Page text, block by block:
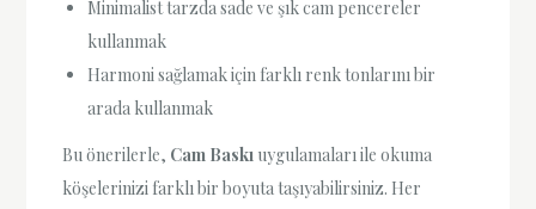
Minimalist tarzda sade ve şık cam pencereler
kullanmak
Harmoni sağlamak için farklı renk tonlarını bir
arada kullanmak
Bu önerilerle, Cam Baskı uygulamaları ile okuma
köşelerinizi farklı bir boyuta taşıyabilirsiniz. Her